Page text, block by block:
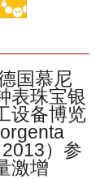
国慕尼
表珠宝银
设备博览
）参
激增